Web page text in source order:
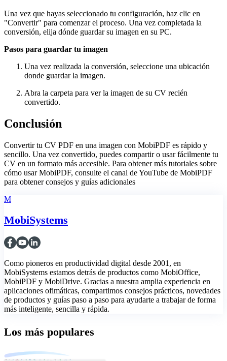
Una vez que hayas seleccionado tu configuración, haz clic en
"Convertir" para comenzar el proceso. Una vez completada la
conversión, elija dónde guardar su imagen en su PC.
Pasos para guardar tu imagen
Una vez realizada la conversión, seleccione una ubicación
donde guardar la imagen.
Abra la carpeta para ver la imagen de su CV recién
convertido.
Conclusión
Convertir tu CV PDF en una imagen con MobiPDF es rápido y
sencillo. Una vez convertido, puedes compartir o usar fácilmente tu
CV en un formato más accesible. Para obtener más tutoriales sobre
cómo usar MobiPDF, consulte el canal de YouTube de MobiPDF
para obtener consejos y guías adicionales
M
MobiSystems
Como pioneros en productividad digital desde 2001, en
MobiSystems estamos detrás de productos como MobiOffice,
MobiPDF y MobiDrive. Gracias a nuestra amplia experiencia en
aplicaciones ofimáticas, compartimos consejos prácticos, novedades
de productos y guías paso a paso para ayudarte a trabajar de forma
más inteligente, sencilla y rápida.
Los más populares